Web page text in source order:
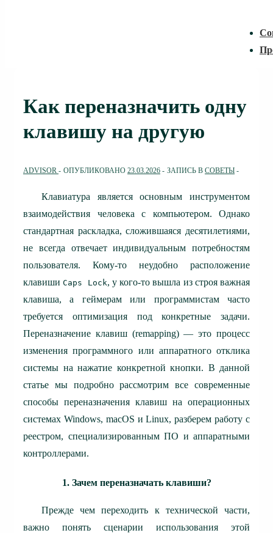
Как переназначить одну
клавишу на другую
ADVISOR ОПУБЛИКОВАНО 23.03.2026 ЗАПИСЬ В СОВЕТЫ
Клавиатура является основным инструментом
взаимодействия человека с компьютером. Однако
стандартная раскладка, сложившаяся десятилетиями,
не всегда отвечает индивидуальным потребностям
пользователя. Кому-то неудобно расположение
клавишиCaps Lock, у кого-то вышла из строя важная
клавиша, а геймерам или программистам часто
требуется оптимизация под конкретные задачи.
Переназначение клавиш (remapping) — это процесс
изменения программного или аппаратного отклика
системы на нажатие конкретной кнопки. В данной
статье мы подробно рассмотрим все современные
способы переназначения клавиш на операционных
системах Windows, macOS и Linux, разберем работу с
реестром, специализированным ПО и аппаратными
контроллерами.
1. Зачем переназначать клавиши?
Прежде чем переходить к технической части,
важно понять сценарии использования этой